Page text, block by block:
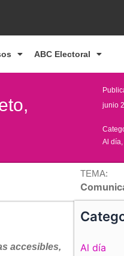
ABC Electoral
junio
Al día
TEMA:
accesibles,
Al día